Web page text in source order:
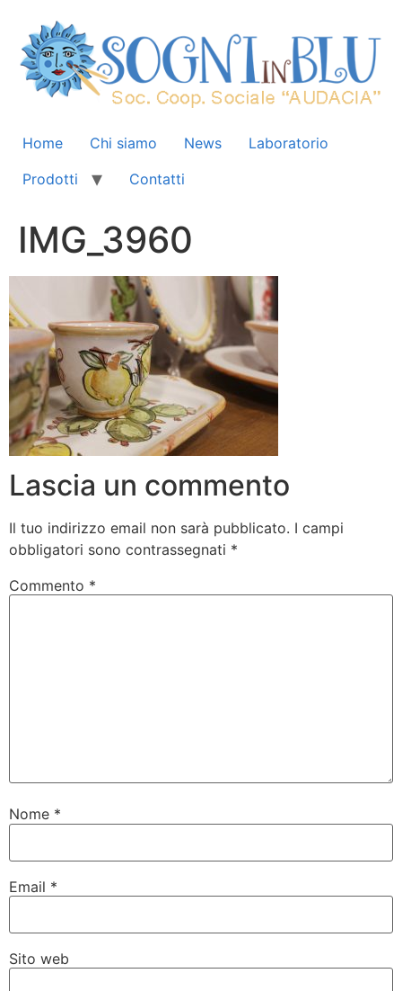
Home Chi siamo News
Laboratorio
Prodotti
Contatti
IMG_3960
Lascia un commento
Il tuo indirizzo email non sarà pubblicato. I campi
obbligatori sono contrassegnati *
Commento *
Nome *
Email *
Sito web